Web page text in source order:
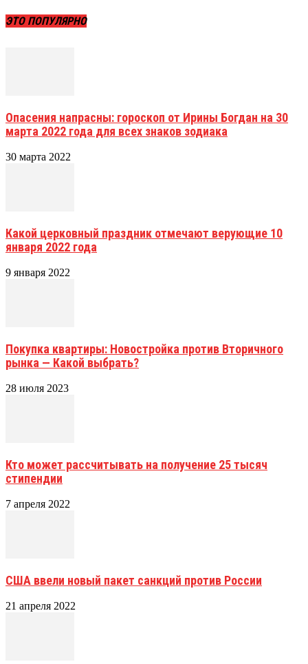
ЭТО ПОПУЛЯРНО
Опасения напрасны: гороскоп от Ирины Богдан на 30
марта 2022 года для всех знаков зодиака
30 марта 2022
Какой церковный праздник отмечают верующие 10
января 2022 года
9 января 2022
Покупка квартиры: Новостройка против Вторичного
рынка — Какой выбрать?
28 июля 2023
Кто может рассчитывать на получение 25 тысяч
стипендии
7 апреля 2022
США ввели новый пакет санкций против России
21 апреля 2022